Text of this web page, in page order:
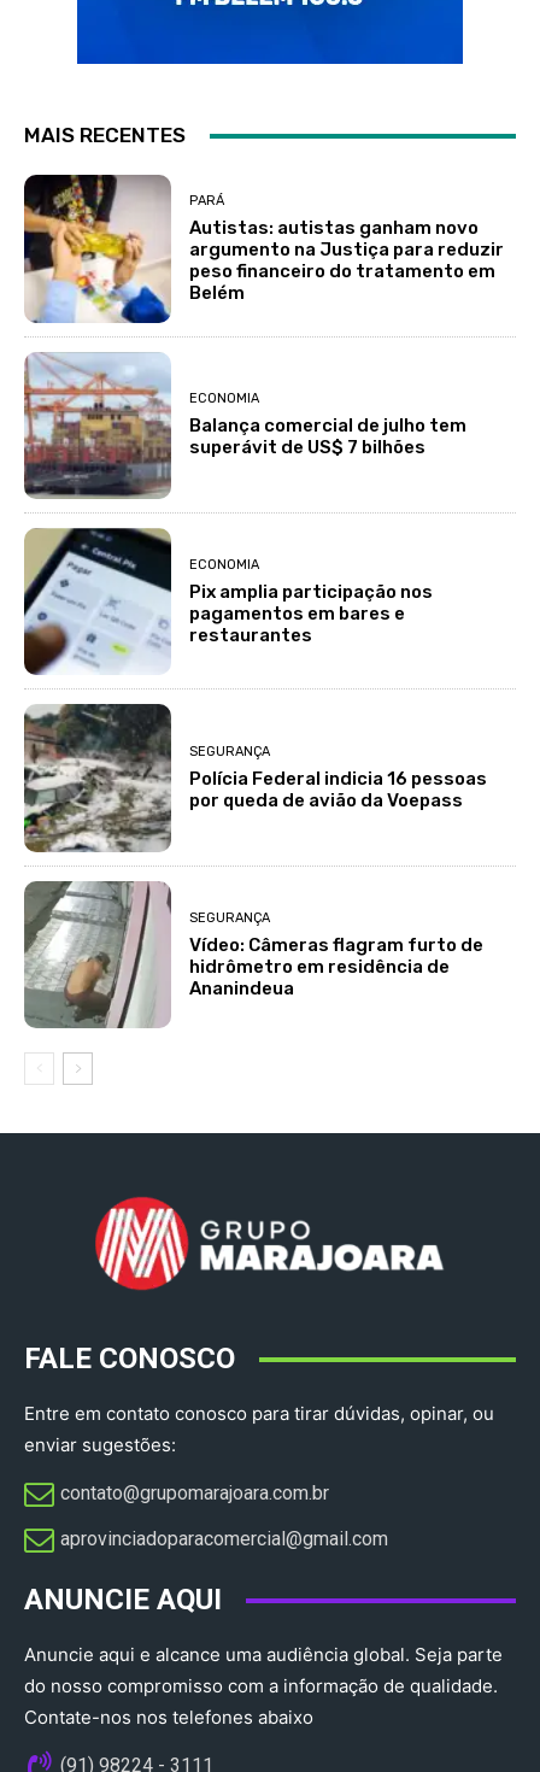
MAIS RECENTES
PARÁ
Autistas: autistas ganham novo
argumento na Justiça para reduzir
peso financeiro do tratamento em
Belém
ECONOMIA
Balança comercial de julho tem
superávit de US$ 7 bilhões
ECONOMIA
Pix amplia participação nos
pagamentos em bares e
restaurantes
SEGURANÇA
Polícia Federal indicia 16 pessoas
por queda de avião da Voepass
SEGURANÇA
Vídeo: Câmeras flagram furto de
hidrômetro em residência de
Ananindeua
FALE CONOSCO
Entre em contato conosco para tirar dúvidas, opinar, ou
enviar sugestões:
contato@grupomarajoara.com.br
aprovinciadoparacomercial@gmail.com​
ANUNCIE AQUI
Anuncie aqui e alcance uma audiência global. Seja parte
do nosso compromisso com a informação de qualidade.
Contate-nos nos telefones abaixo
(91) 98224 - 3111